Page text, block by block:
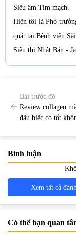
Siêu âm Tim mạch.
Hiện tôi là Phó
quát tại Bệnh viện
Siêu thị Nhật Bản -
Bài trước đó
Review collagen
đậu biếc có tốt
Bình luận
Xem tất cả
Có thể bạn quan